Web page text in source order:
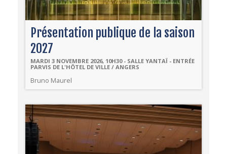
Présentation publique de la saison
2027
MARDI 3 NOVEMBRE 2026, 10H30 - SALLE YANTAÏ - ENTRÉE
PARVIS DE L'HÔTEL DE VILLE / ANGERS
Bruno Maurel